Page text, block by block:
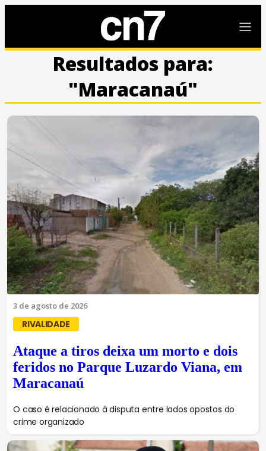
Resultados para:
"Maracanaú"
3 de agosto de 2026
RIVALIDADE
Ataque a tiros deixa um morto e dois
feridos no Parque Luzardo Viana, em
Maracanaú
O caso é relacionado à disputa entre lados opostos do
crime organizado